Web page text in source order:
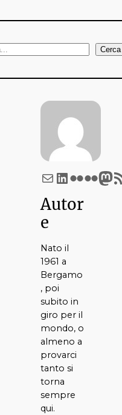
Cerca
Email LinkedIn Flickr Flickr Mastodon Feed RSS
Autor
e
Nato il
1961 a
Bergamo
, poi
subito in
giro per il
mondo, o
almeno a
provarci
tanto si
torna
sempre
qui.